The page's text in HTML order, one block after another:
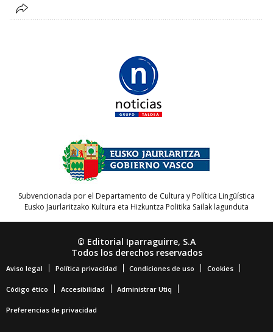
Subvencionada por el Departamento de Cultura y Política Lingüística
Eusko Jaurlaritzako Kultura eta Hizkuntza Politika Sailak lagunduta
© Editorial Iparraguirre, S.A
Todos los derechos reservados
Aviso legal Política privacidad Condiciones de uso Cookies
Código ético Accesibilidad Administrar Utiq
Preferencias de privacidad